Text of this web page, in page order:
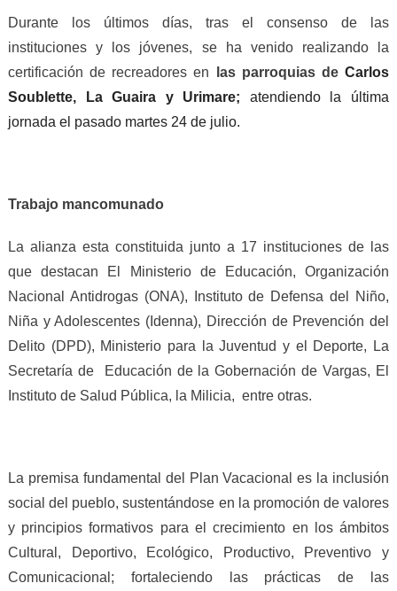
Durante los últimos días, tras el consenso de las
instituciones y los jóvenes, se ha venido realizando la
certificación de recreadores en
las parroquias deCarlos
Soublette, La Guaira y Urimare; atendiendo la última
jornada el pasado martes 24 de julio.
Trabajo mancomunado
La alianza esta constituida junto a 17 instituciones de las
que destacan El Ministerio de Educación, Organización
Nacional Antidrogas (ONA), Instituto de Defensa del Niño,
Niña y Adolescentes (Idenna), Dirección de Prevención del
Delito (DPD), Ministerio para la Juventud y el Deporte, La
Secretaría de Educación de la Gobernación de Vargas, El
Instituto de Salud Pública, la Milicia, entre otras.
La premisa fundamental del Plan Vacacional es la inclusión
social del pueblo, sustentándose en la promoción de valores
y principios formativos para el crecimiento en los ámbitos
Cultural, Deportivo, Ecológico, Productivo, Preventivo y
Comunicacional; fortaleciendo las prácticas de las